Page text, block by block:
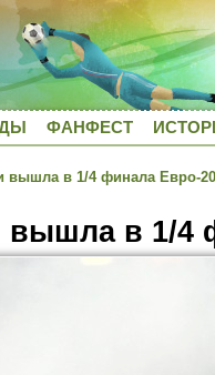
ФАНФЕСТ
вышла в 1/4 финала Евро-
вышла в 1/4